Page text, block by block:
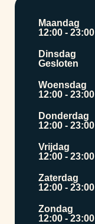
Maandag
12:00 - 23:00
Dinsdag
Gesloten
Woensdag
12:00 - 23:00
Donderdag
12:00 - 23:00
Vrijdag
12:00 - 23:00
Zaterdag
12:00 - 23:00
Zondag
12:00 - 23:00